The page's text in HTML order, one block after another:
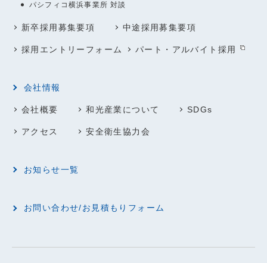
パシフィコ横浜事業所 対談
新卒採用募集要項 中途採用募集要項
採用エントリーフォーム パート・アルバイト採用
会社情報
会社概要 和光産業について SDGs
アクセス 安全衛生協力会
お知らせ一覧
お問い合わせ/お見積もりフォーム